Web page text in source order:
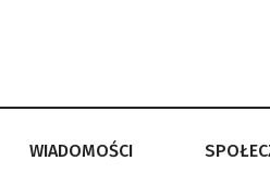
WIADOMOŚCI
SPOŁECZEŃSTWO